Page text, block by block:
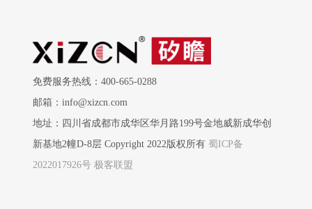
免费服务热线：400-665-0288
邮箱：info@xizcn.com
地址：四川省成都市成华区华月路199号金地威新成华创
新基地2幢D-8层 Copyright 2022版权所有蜀ICP备
2022017926号 极客联盟